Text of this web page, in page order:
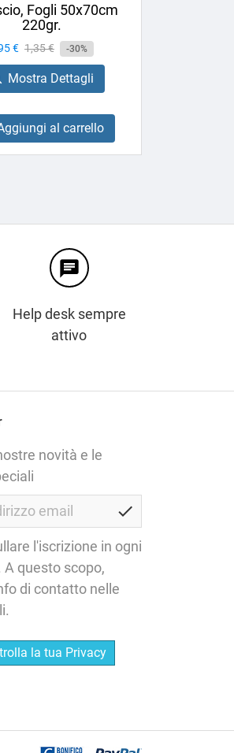
Fogli 50x70cm
220gr.
€ Prezzo
base
1,35 € -30%
Mostra Dettagli
al carrello
chat
Help desk sempre
attivo
novità e le
check
l'iscrizione in ogni
questo scopo,
di contatto nelle
la tua Privacy